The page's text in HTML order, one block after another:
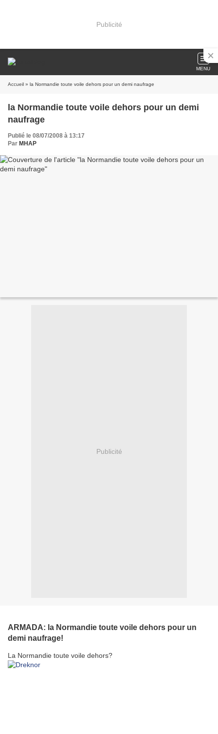
Publicité
MENU
Accueil » la Normandie toute voile dehors pour un demi naufrage
la Normandie toute voile dehors pour un demi
naufrage
Publié le 08/07/2008 à 13:17
Par MHAP
Publicité
ARMADA: la Normandie toute voile dehors pour un
demi naufrage!
La Normandie toute voile dehors?